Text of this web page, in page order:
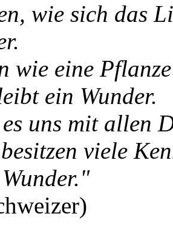
wie sich das
wie eine
ein Wunder.
uns mit allen
viele